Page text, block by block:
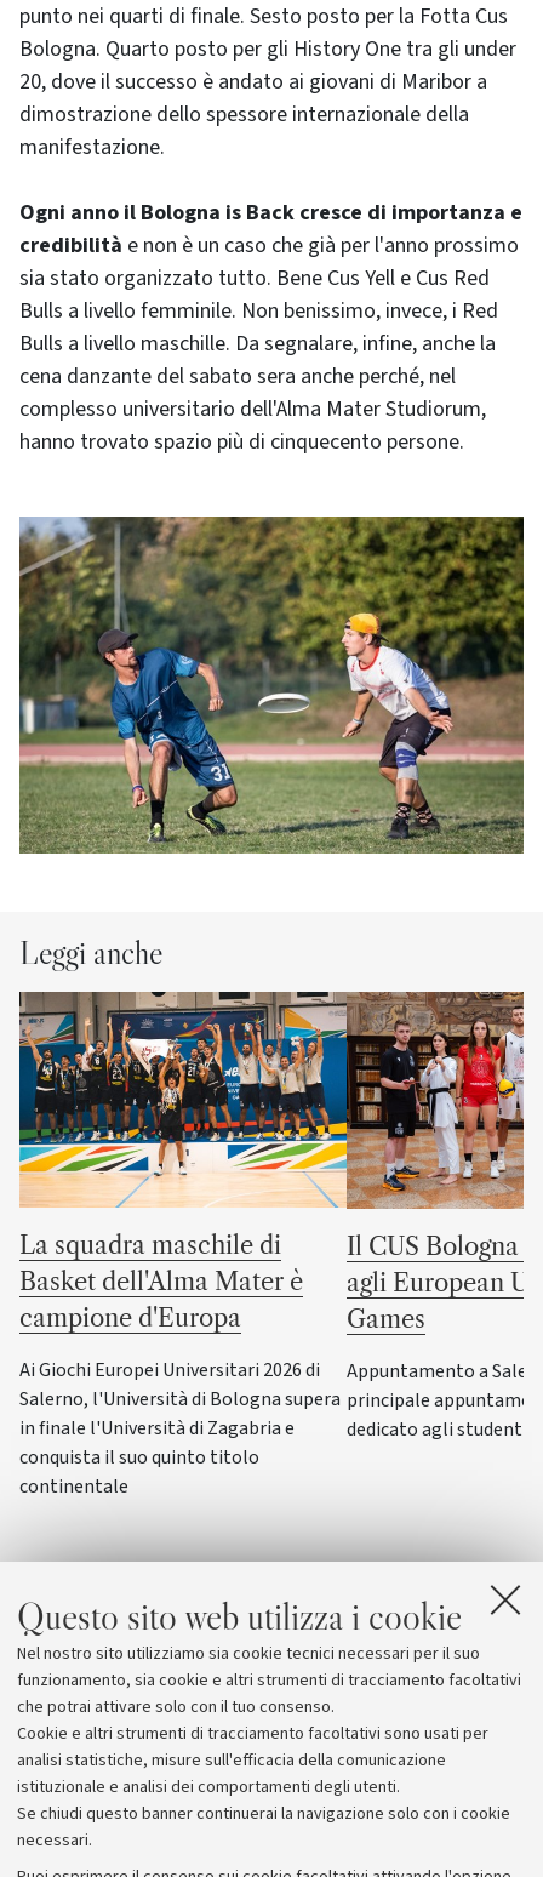
Questo sito web utilizza i cookie
Nel nostro sito utilizziamo sia cookie tecnici necessari per il suo
funzionamento, sia cookie e altri strumenti di tracciamento facoltativi
che potrai attivare solo con il tuo consenso.
Cookie e altri strumenti di tracciamento facoltativi sono usati per
analisi statistiche, misure sull'efficacia della comunicazione
istituzionale e analisi dei comportamenti degli utenti.
Se chiudi questo banner continuerai la navigazione solo con i cookie
necessari.
punto nei quarti di finale. Sesto posto per la Fotta Cus
Bologna. Quarto posto per gli History One tra gli under
20, dove il successo è andato ai giovani di Maribor a
dimostrazione dello spessore internazionale della
manifestazione.
Ogni anno il Bologna is Back cresce di importanza e
credibilità e non è un caso che già per l'anno prossimo
sia stato organizzato tutto. Bene Cus Yell e Cus Red
Bulls a livello femminile. Non benissimo, invece, i Red
Bulls a livello maschille. Da segnalare, infine, anche la
cena danzante del sabato sera anche perché, nel
complesso universitario dell'Alma Mater Studiorum,
hanno trovato spazio più di cinquecento persone.
Leggi anche
La squadra maschile di
Basket dell'Alma Mater è
campione d'Europa
Ai Giochi Europei Universitari 2026 di
Salerno, l'Università di Bologna supera
in finale l'Università di Zagabria e
conquista il suo quinto titolo
continentale
Il CUS Bologna
agli European
Games
Appuntamento a
principale
dedicato agli
Archivio